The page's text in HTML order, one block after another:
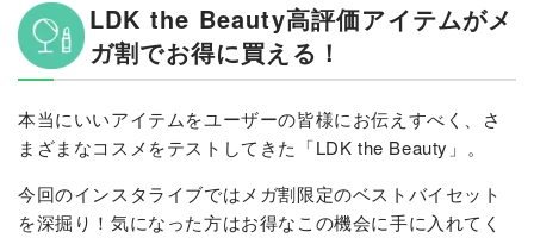
LDK the Beauty高評価アイテムがメ
ガ割でお得に買える！
本当にいいアイテムをユーザーの皆様にお伝えすべく、さ
まざまなコスメをテストしてきた「LDK the Beauty」。
今回のインスタライブではメガ割限定のベストバイセット
を深掘り！気になった方はお得なこの機会に手に入れてく